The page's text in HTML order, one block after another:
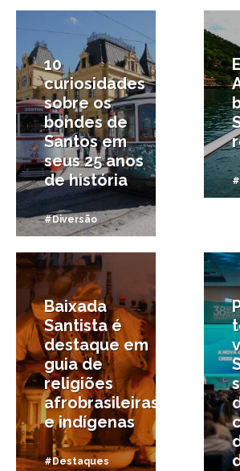
10
curiosidades
sobre os
bondes de
Santos em
seus 25 anos
de história
#Diversão
28/08/2025
Baixada
Santista é
destaque em
guia de
religiões
afrobrasileiras
e indígenas
#Destaques